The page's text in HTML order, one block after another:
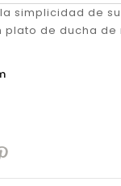
simplicidad de
plato de ducha de